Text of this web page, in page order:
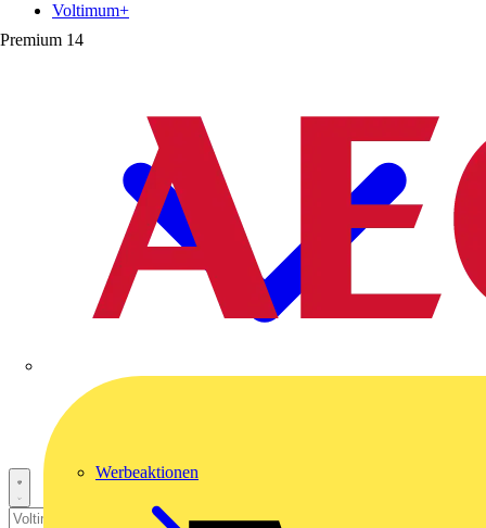
Premium 14
Voltimum+
Werbeaktionen